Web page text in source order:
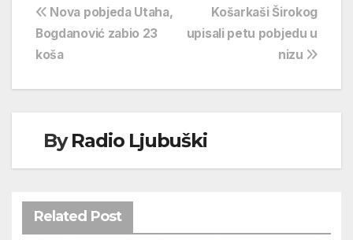
Navigacija
objava
Košarkaši Širokog
upisali petu pobjedu u
nizu
Nova pobjeda Utaha,
Bogdanović zabio 23
koša
ByRadio Ljubuški
Related Post